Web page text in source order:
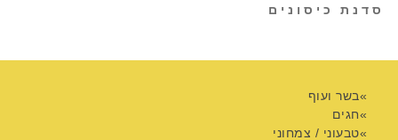
סדנת כיסונים
בשר ועוף
חגים
טבעוני / צמחוני